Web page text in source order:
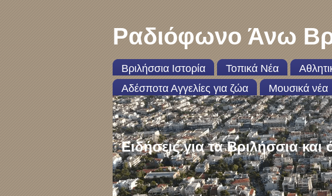
Ραδιόφωνο Άνω
Βριλήσσια Ιστορία Τοπικά Νέα
Αδέσποτα Αγγελίες για ζώα
Μουσικά νέα
Ειδήσεις για τα Βριλήσσια και